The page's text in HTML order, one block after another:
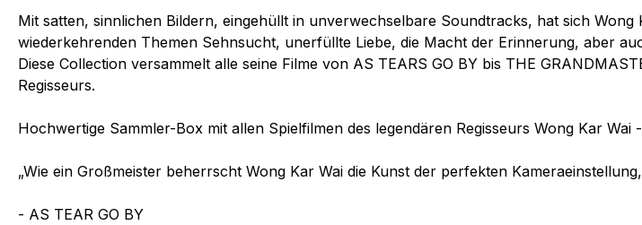
Mit satten, sinnlichen Bildern, eingehüllt in unverwechselbare Soundtracks, hat sich
wiederkehrenden Themen Sehnsucht, unerfüllte Liebe, die Macht der Erinnerung, aber
Diese Collection versammelt alle seine Filme von AS TEARS GO BY bis THE
Regisseurs.
Hochwertige Sammler-Box mit allen Spielfilmen des legendären Regisseurs Wong Kar
„Wie ein Großmeister beherrscht Wong Kar Wai die Kunst der perfekten
- AS TEAR GO BY